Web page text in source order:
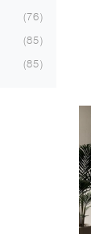
76
85
85